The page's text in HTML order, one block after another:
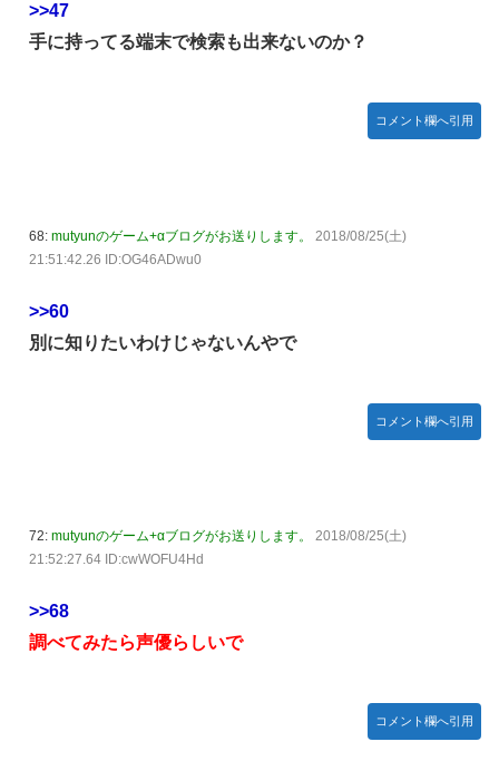
>>47
手に持ってる端末で検索も出来ないのか？
コメント欄へ引用
68: mutyunのゲーム+αブログがお送りします。
2018/08/25(土)
21:51:42.26 ID:OG46ADwu0
>>60
別に知りたいわけじゃないんやで
コメント欄へ引用
72: mutyunのゲーム+αブログがお送りします。
2018/08/25(土)
21:52:27.64 ID:cwWOFU4Hd
>>68
調べてみたら声優らしいで
コメント欄へ引用